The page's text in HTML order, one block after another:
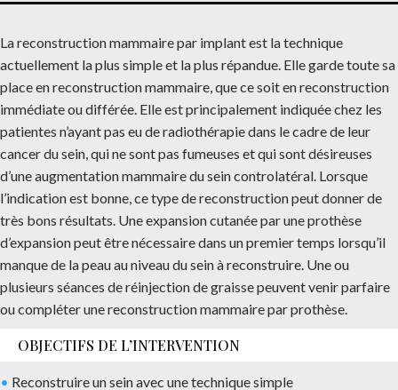
La reconstruction mammaire par implant est la technique
actuellement la plus simple et la plus répandue. Elle garde toute sa
place en reconstruction mammaire, que ce soit en reconstruction
immédiate ou différée. Elle est principalement indiquée chez les
patientes n’ayant pas eu de radiothérapie dans le cadre de leur
cancer du sein, qui ne sont pas fumeuses et qui sont désireuses
d’une augmentation mammaire du sein controlatéral. Lorsque
l’indication est bonne, ce type de reconstruction peut donner de
très bons résultats. Une expansion cutanée par une prothèse
d’expansion peut être nécessaire dans un premier temps lorsqu’il
manque de la peau au niveau du sein à reconstruire. Une ou
plusieurs séances de réinjection de graisse peuvent venir parfaire
ou compléter une reconstruction mammaire par prothèse.
OBJECTIFS DE L’INTERVENTION
• Reconstruire un sein avec une technique simple